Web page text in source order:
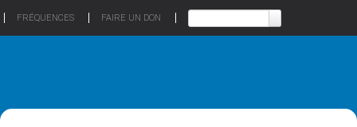
FRÉQUENCES FAIRE UN DON